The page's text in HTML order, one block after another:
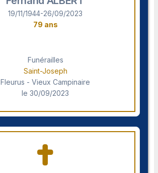
19/11/1944-26/09/2023
79 ans
Funérailles
Saint-Joseph
Fleurus - Vieux Campinaire
le 30/09/2023